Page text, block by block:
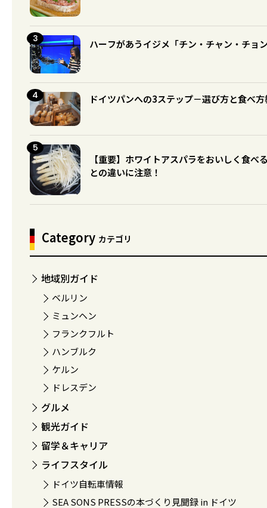
ハーフがあうイジメ「チン・チャン・チョ
ドイツパンへの3ステップ－選び方と食べ
【重要】ホワイトアスパラをおいしく食
との違いに注意！
Category カテゴリ
地域別ガイド
ベルリン
ミュンヘン
フランクフルト
ハンブルク
ケルン
ドレスデン
グルメ
観光ガイド
留学＆キャリア
ライフスタイル
ドイツ自転車情報
SEA SONS PRESSの本づくり見聞録 in ドイツ